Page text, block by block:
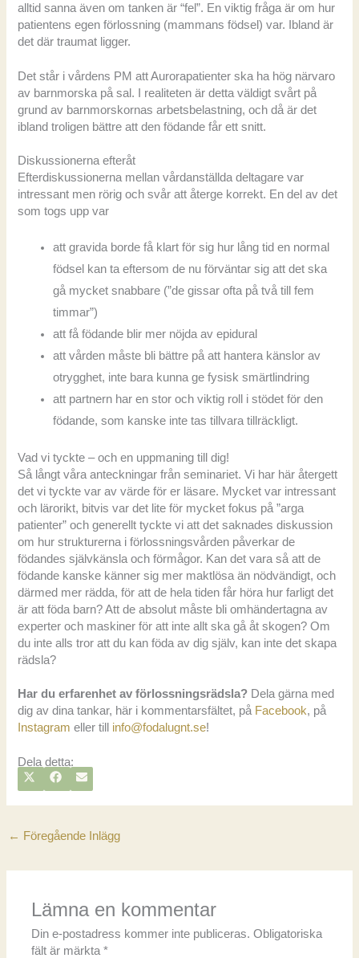
alltid sanna även om tanken är “fel”. En viktig fråga är om hur
patientens egen förlossning (mammans födsel) var. Ibland är
det där traumat ligger.
Det står i vårdens PM att Aurorapatienter ska ha hög närvaro
av barnmorska på sal. I realiteten är detta väldigt svårt på
grund av barnmorskornas arbetsbelastning, och då är det
ibland troligen bättre att den födande får ett snitt.
Diskussionerna efteråt
Efterdiskussionerna mellan vårdanställda deltagare var
intressant men rörig och svår att återge korrekt. En del av det
som togs upp var
att gravida borde få klart för sig hur lång tid en normal
födsel kan ta eftersom de nu förväntar sig att det ska
gå mycket snabbare (”de gissar ofta på två till fem
timmar”)
att få födande blir mer nöjda av epidural
att vården måste bli bättre på att hantera känslor av
otrygghet, inte bara kunna ge fysisk smärtlindring
att partnern har en stor och viktig roll i stödet för den
födande, som kanske inte tas tillvara tillräckligt.
Vad vi tyckte – och en uppmaning till dig!
Så långt våra anteckningar från seminariet. Vi har här återgett
det vi tyckte var av värde för er läsare. Mycket var intressant
och lärorikt, bitvis var det lite för mycket fokus på ”arga
patienter” och generellt tyckte vi att det saknades diskussion
om hur strukturerna i förlossningsvården påverkar de
födandes självkänsla och förmågor. Kan det vara så att de
födande kanske känner sig mer maktlösa än nödvändigt, och
därmed mer rädda, för att de hela tiden får höra hur farligt det
är att föda barn? Att de absolut måste bli omhändertagna av
experter och maskiner för att inte allt ska gå åt skogen? Om
du inte alls tror att du kan föda av dig själv, kan inte det skapa
rädsla?
Har du erfarenhet av förlossningsrädsla? Dela gärna med
dig av dina tankar, här i kommentarsfältet, på Facebook, på
Instagram eller till info@fodalugnt.se!
Dela detta:
DELA
PÅ
T
T
DELA
A
O
O
DELA
T
← Föregående Inlägg
Lämna en kommentar
Din e-postadress kommer inte publiceras. Obligatoriska
fält är märkta*